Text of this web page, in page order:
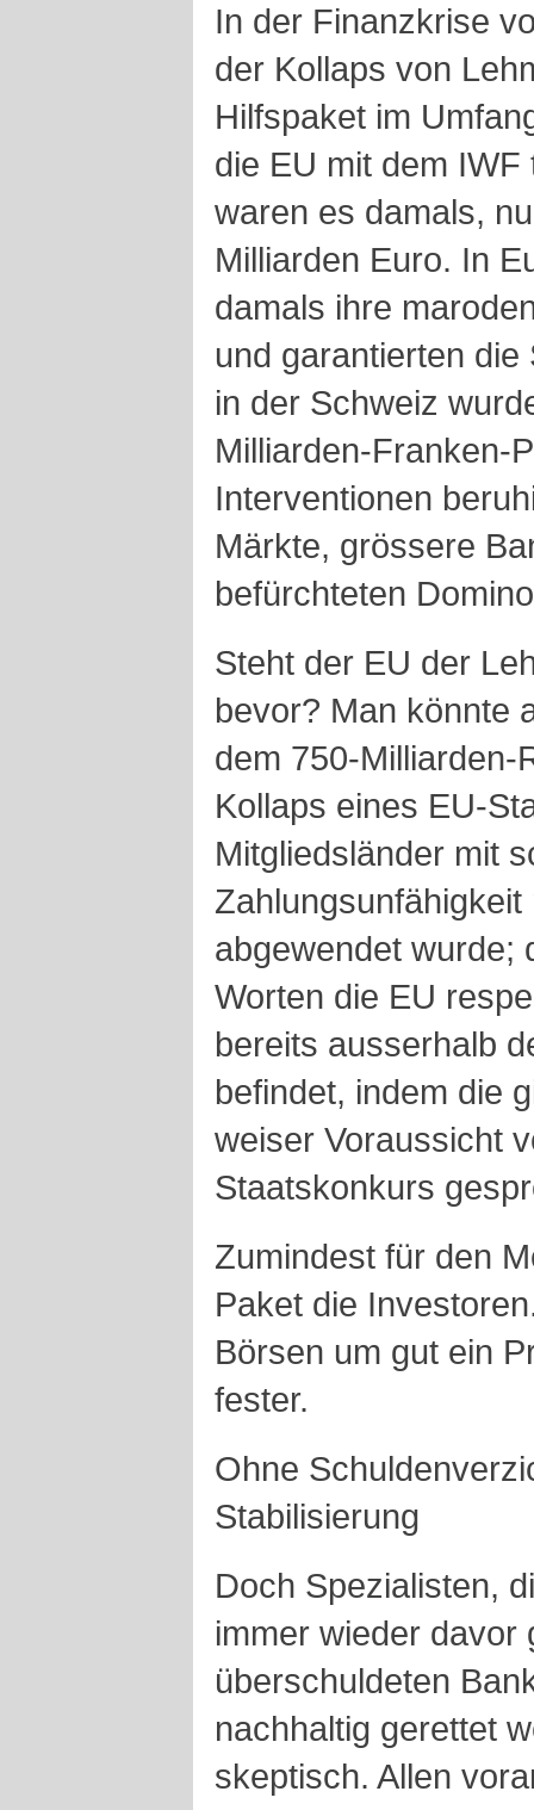
In der Finanzkrise
der Kollaps von
Hilfspaket im
die EU mit dem
waren es damals,
Milliarden Euro. In
damals ihre
und garantierten
in der Schweiz
Milliarden-Franken-
Interventionen
Märkte, grössere
befürchteten
Steht der EU der
bevor? Man könnte
dem 750-Milliarden-
Kollaps eines EU-
Mitgliedsländer mit
abgewendet wurde;
Worten die EU
bereits ausserhalb
befindet, indem die
weiser Voraussicht
Staatskonkurs
Zumindest für den
Paket die
Börsen um gut ein
fester.
Ohne
Stabilisierung
Doch Spezialisten,
immer wieder davor
überschuldeten
nachhaltig gerettet
skeptisch. Allen